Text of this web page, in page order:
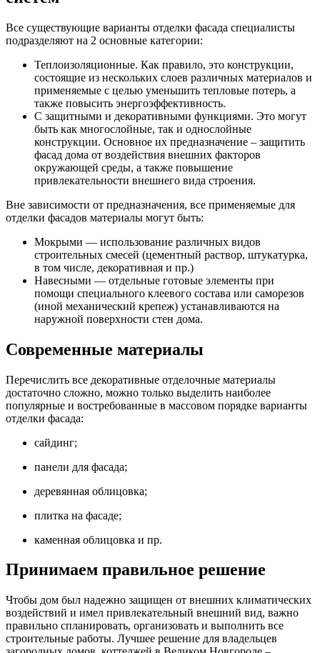
Все существующие варианты отделки фасада специалисты
подразделяют на 2 основные категории:
Теплоизоляционные. Как правило, это конструкции,
состоящие из нескольких слоев различных материалов и
применяемые с целью уменьшить тепловые потерь, а
также повысить энергоэффективность.
С защитными и декоративными функциями. Это могут
быть как многослойные, так и однослойные
конструкции. Основное их предназначение – защитить
фасад дома от воздействия внешних факторов
окружающей среды, а также повышение
привлекательности внешнего вида строения.
Вне зависимости от предназначения, все применяемые для
отделки фасадов материалы могут быть:
Мокрыми — использование различных видов
строительных смесей (цементный раствор, штукатурка,
в том числе, декоративная и пр.)
Навесными — отдельные готовые элементы при
помощи специального клеевого состава или саморезов
(иной механический крепеж) устанавливаются на
наружной поверхности стен дома.
Современные материалы
Перечислить все декоративные отделочные материалы
достаточно сложно, можно только выделить наиболее
популярные и востребованные в массовом порядке варианты
отделки фасада:
сайдинг;
панели для фасада;
деревянная облицовка;
плитка на фасаде;
каменная облицовка и пр.
Принимаем правильное решение
Чтобы дом был надежно защищен от внешних климатических
воздействий и имел привлекательный внешний вид, важно
правильно спланировать, организовать и выполнить все
строительные работы. Лучшее решение для владельцев